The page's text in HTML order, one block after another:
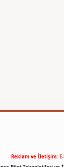
Reklam ve İletişim: